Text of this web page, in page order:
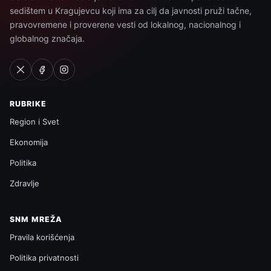
sedištem u Kragujevcu koji ima za cilj da javnosti pruži tačne,
pravovremene i proverene vesti od lokalnog, nacionalnog i
globalnog značaja.
RUBRIKE
Region i Svet
Ekonomija
Politika
Zdravlje
SNM MREŽA
Pravila korišćenja
Politika privatnosti